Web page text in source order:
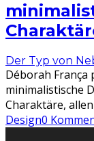
Der Typ von
Déborah França
minimalistische
Charaktäre,
Design0